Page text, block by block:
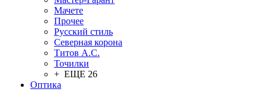
Мачете
Прочее
Русский стиль
Северная корона
Титов А.С.
Точилки
+ ЕЩЕ 26
Оптика